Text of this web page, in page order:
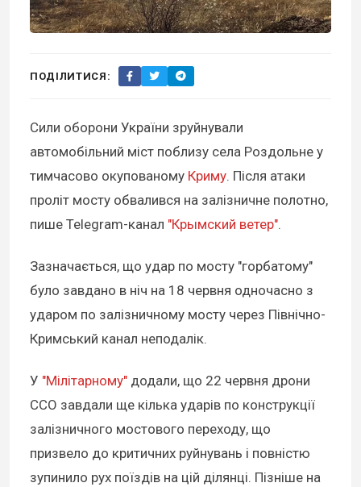
ПОДІЛИТИСЯ:
Сили оборони України зруйнували
автомобільний міст поблизу села Роздольне у
тимчасово окупованому Криму. Після атаки
проліт мосту обвалився на залізничне полотно,
пише Telegram-канал "Крымский ветер".
Зазначається, що удар по мосту "горбатому"
було завдано в ніч на 18 червня одночасно з
ударом по залізничному мосту через Північно-
Кримський канал неподалік.
У "Мілітарному" додали, що 22 червня дрони
ССО завдали ще кілька ударів по конструкції
залізничного мостового переходу, що
призвело до критичних руйнувань і повністю
зупинило рух поїздів на цій ділянці. Пізніше на